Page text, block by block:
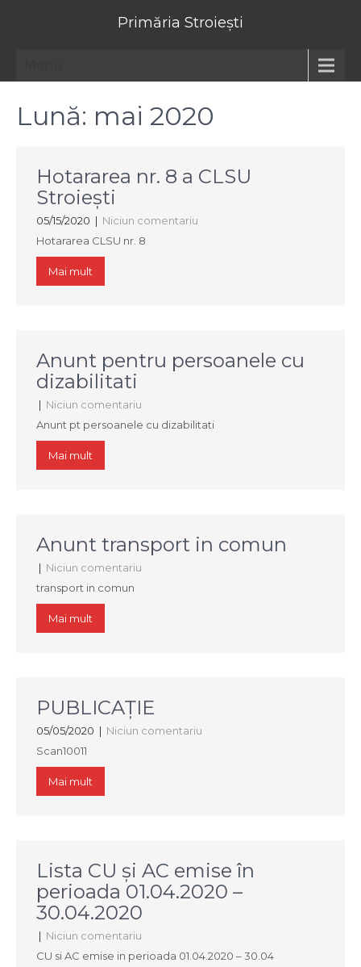
Primăria Stroiești
Lună: mai 2020
Hotararea nr. 8 a CLSU
Stroieşti
05/15/2020 | Niciun comentariu
Hotararea CLSU nr. 8
Mai mult
Anunt pentru persoanele cu
dizabilitati
| Niciun comentariu
Anunt pt persoanele cu dizabilitati
Mai mult
Anunt transport in comun
| Niciun comentariu
transport in comun
Mai mult
PUBLICAȚIE
05/05/2020 | Niciun comentariu
Scan10011
Mai mult
Lista CU şi AC emise în
perioada 01.04.2020 –
30.04.2020
| Niciun comentariu
CU si AC emise in perioada 01.04.2020 – 30.04